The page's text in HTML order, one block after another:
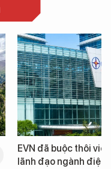
Loạt dự án bất
Đà Nẵng sắp